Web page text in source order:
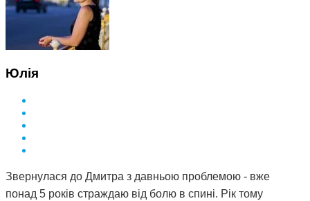
Юлія
Звернулася до Дмитра з давньою проблемою - вже
понад 5 років страждаю від болю в спині. Рік тому